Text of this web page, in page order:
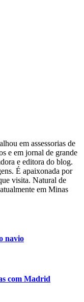
em assessorias de
e em jornal de grande
e editora do blog.
É apaixonada por
visita. Natural de
em Minas
navio
com Madrid